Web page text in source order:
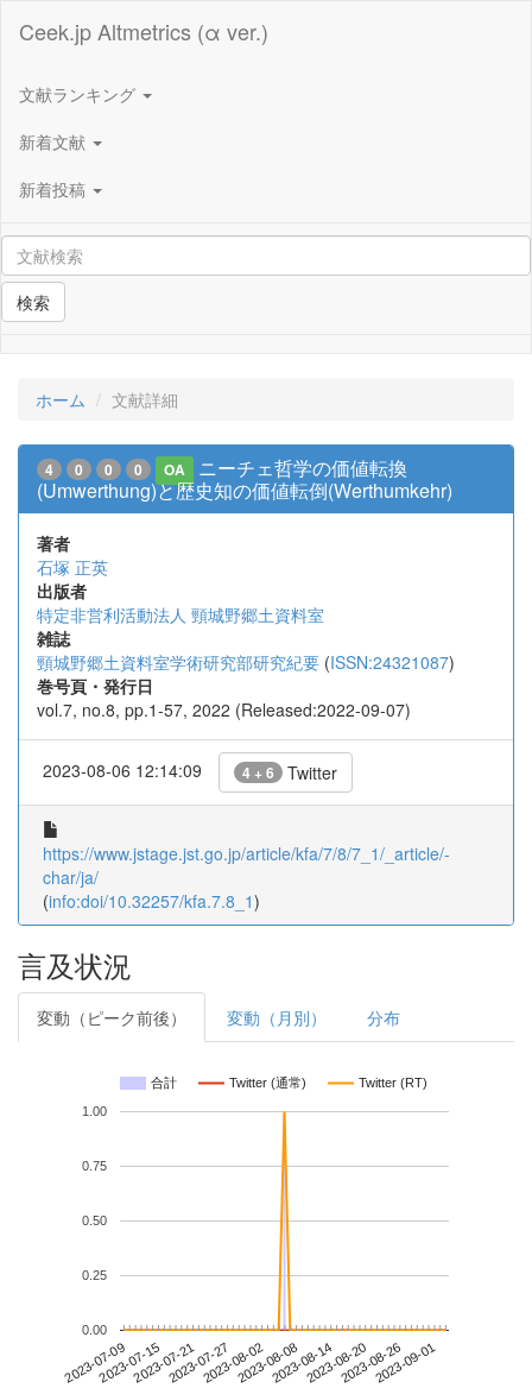
Ceek.jp Altmetrics (α ver.)
文献ランキング
新着文献
新着投稿
検索
ホーム 文献詳細
4 0 0 0 OA
ニーチェ哲学の価値転換
(Umwerthung)と歴史知の価値転倒(Werthumkehr)
著者
石塚 正英
出版者
特定非営利活動法人 頸城野郷土資料室
雑誌
頸城野郷土資料室学術研究部研究紀要 (ISSN:24321087)
巻号頁・発行日
vol.7, no.8, pp.1-57, 2022 (Released:2022-09-07)
2023-08-06 12:14:09 4 + 6 Twitter
https://www.jstage.jst.go.jp/article/kfa/7/8/7_1/_article/-
char/ja/
(info:doi/10.32257/kfa.7.8_1)
言及状況
変動（ピーク前後） 変動（月別） 分布
合計 Twitter (通常) Twitter (RT)
2023-07-092023-07-152023-07-212023-07-272023-08-022023-08-082023-08-142023-08-202023-08-262023-09-01
0.00
0.25
0.50
0.75
1.00